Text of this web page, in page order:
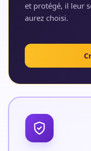
et protégé, il leur
aurez choisi.